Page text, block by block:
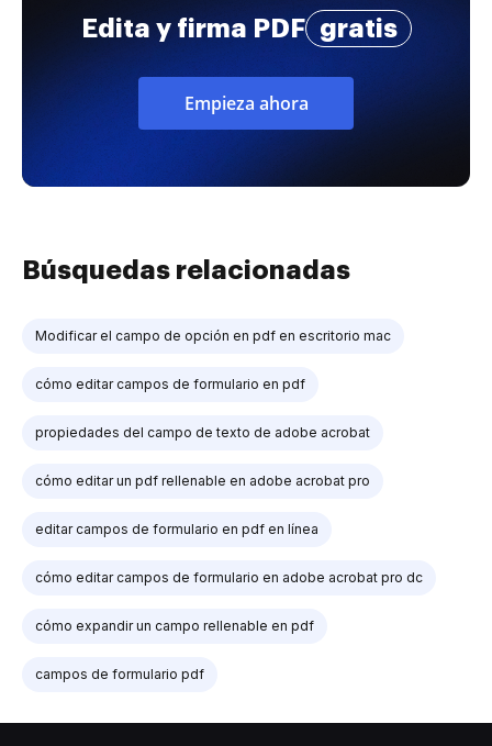
Edita y firma PDF gratis
Empieza ahora
Búsquedas relacionadas
Modificar el campo de opción en pdf en escritorio mac
cómo editar campos de formulario en pdf
propiedades del campo de texto de adobe acrobat
cómo editar un pdf rellenable en adobe acrobat pro
editar campos de formulario en pdf en línea
cómo editar campos de formulario en adobe acrobat pro dc
cómo expandir un campo rellenable en pdf
campos de formulario pdf